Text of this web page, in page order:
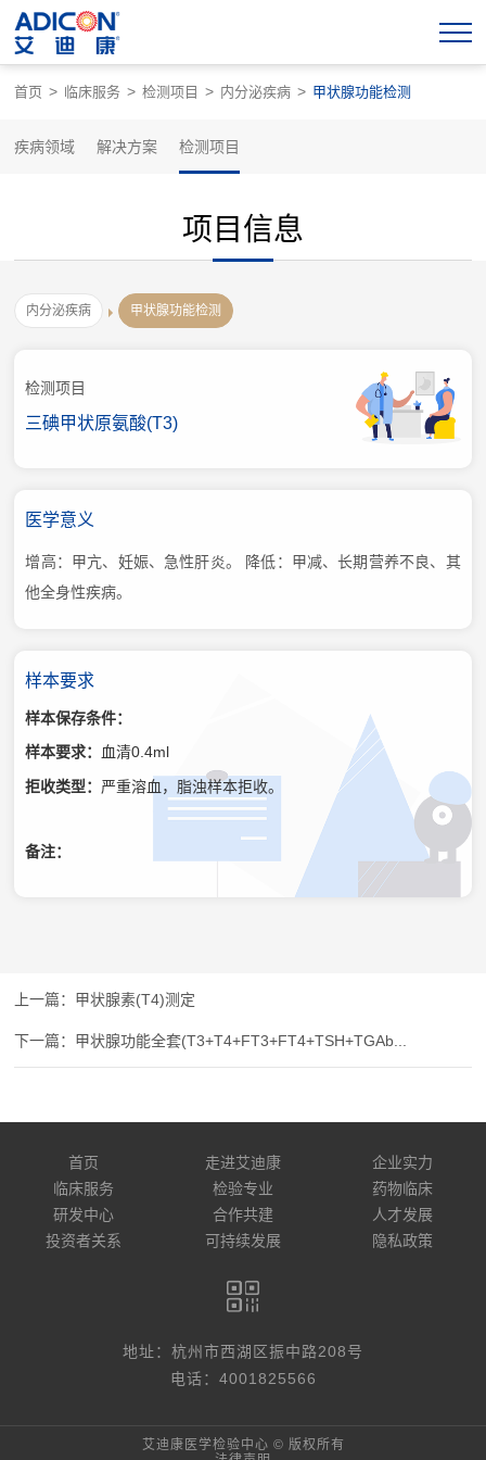
首页 > 临床服务 > 检测项目 > 内分泌疾病 > 甲状腺功能检测
疾病领域 解决方案 检测项目
项目信息
内分泌疾病 甲状腺功能检测
检测项目
三碘甲状原氨酸(T3)
医学意义
增高：甲亢、妊娠、急性肝炎。 降低：甲减、长期营养不良、其
他全身性疾病。
样本要求
样本保存条件：
样本要求： 血清0.4ml
拒收类型： 严重溶血，脂浊样本拒收。
备注：
甲状腺素(T4)测定
甲状腺功能全套(T3+T4+FT3+FT4+TSH+TGAb...
首页 走进艾迪康
企业实力
临床服务
检验专业
药物临床
研发中心
合作共建
人才发展
投资者关系
可持续发展 隐私政策
地址：杭州市西湖区振中路208号
电话：4001825566
艾迪康医学检验中心 © 版权所有